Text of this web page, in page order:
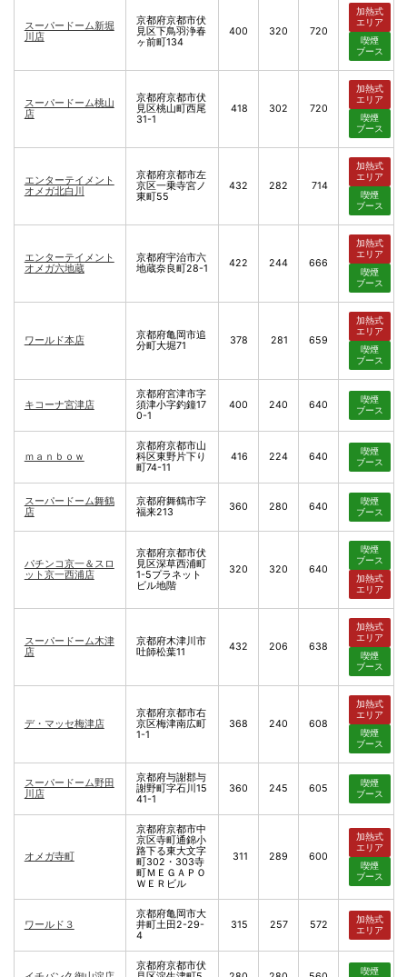
スーパードーム新堀
川店
京都府京都市伏
見区下鳥羽浄春
ヶ前町134
400 320 720
加熱式
エリア
喫煙
ブース
スーパードーム桃山
店
京都府京都市伏
見区桃山町西尾
31-1
418 302 720
加熱式
エリア
喫煙
ブース
エンターテイメント
オメガ北白川
京都府京都市左
京区一乗寺宮ノ
東町55
432 282 714
加熱式
エリア
喫煙
ブース
エンターテイメント
オメガ六地蔵
京都府宇治市六
地蔵奈良町28-1
422 244 666
加熱式
エリア
喫煙
ブース
ワールド本店
京都府亀岡市追
分町大堀71
378 281 659
加熱式
エリア
喫煙
ブース
キコーナ宮津店
京都府宮津市字
須津小字釣鐘17
0-1
400 240 640
喫煙
ブース
ｍａｎｂｏｗ
京都府京都市山
科区東野片下り
町74-11
416 224 640
喫煙
ブース
スーパードーム舞鶴
店
京都府舞鶴市字
福来213
360 280 640
喫煙
ブース
パチンコ京一＆スロ
ット京一西浦店
京都府京都市伏
見区深草西浦町
1-5プラネット
ビル地階
320 320 640
喫煙
ブース
加熱式
エリア
スーパードーム木津
店
京都府木津川市
吐師松葉11
432 206 638
加熱式
エリア
喫煙
ブース
デ・マッセ梅津店
京都府京都市右
京区梅津南広町
1-1
368 240 608
加熱式
エリア
喫煙
ブース
スーパードーム野田
川店
京都府与謝郡与
謝野町字石川15
41-1
360 245 605
喫煙
ブース
オメガ寺町
京都府京都市中
京区寺町通錦小
路下る東大文字
町302・303寺
町ＭＥＧＡＰＯ
ＷＥＲビル
311 289 600
加熱式
エリア
喫煙
ブース
ワールド３
京都府亀岡市大
井町土田2-29-
4
315 257 572
加熱式
エリア
京都府京都市伏
喫煙